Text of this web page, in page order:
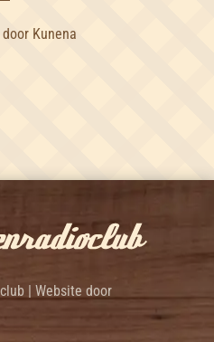
door Kunena
| Website door